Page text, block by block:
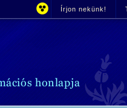
Írjon nekünk!